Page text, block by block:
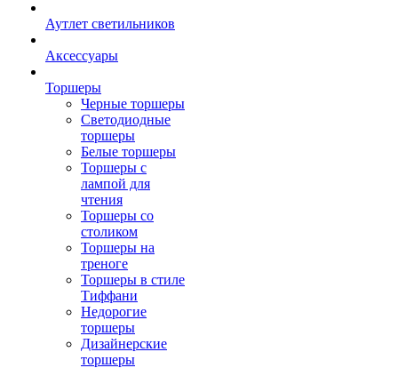
Аутлет светильников
Аксессуары
Торшеры
Черные торшеры
Светодиодные
торшеры
Белые торшеры
Торшеры с
лампой для
чтения
Торшеры со
столиком
Торшеры на
треноге
Торшеры в стиле
Тиффани
Недорогие
торшеры
Дизайнерские
торшеры